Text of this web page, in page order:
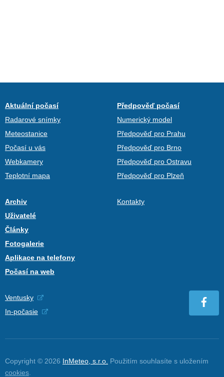
Aktuální počasí
Radarové snímky
Meteostanice
Počasí u vás
Webkamery
Teplotní mapa
Předpověď počasí
Numerický model
Předpověď pro Prahu
Předpověď pro Brno
Předpověď pro Ostravu
Předpověď pro Plzeň
Archiv
Uživatelé
Články
Fotogalerie
Aplikace na telefony
Počasí na web
Kontakty
Ventusky
In-počasie
Copyright © 2026 InMeteo, s.r.o. Použitím souhlasíte s uložením
cookies.